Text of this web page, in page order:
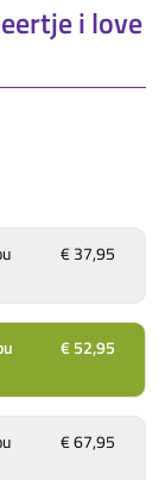
i love
€ 37,95
€ 52,95
€ 67,95